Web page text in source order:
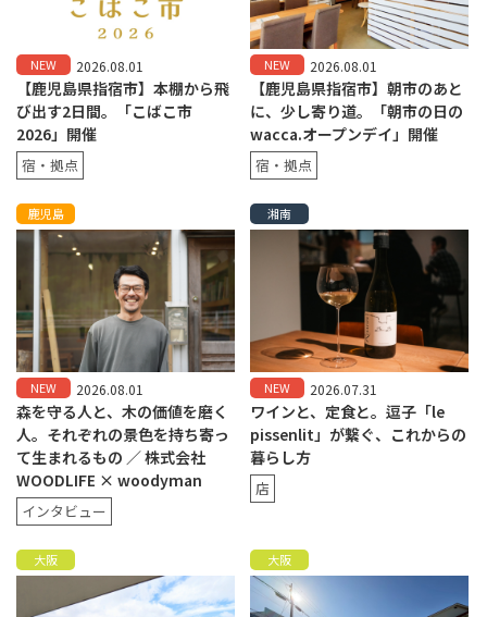
NEW 2026.08.01
【鹿児島県指宿市】本棚から飛
び出す2日間。「こばこ市
2026」開催
宿・拠点
NEW 2026.08.01
【鹿児島県指宿市】朝市のあと
に、少し寄り道。「朝市の日の
wacca.オープンデイ」開催
宿・拠点
鹿児島
NEW 2026.08.01
森を守る人と、木の価値を磨く
人。それぞれの景色を持ち寄っ
て生まれるもの ／ 株式会社
WOODLIFE × woodyman
インタビュー
湘南
NEW 2026.07.31
ワインと、定食と。逗子「le
pissenlit」が繋ぐ、これからの
暮らし方
店
大阪 大阪